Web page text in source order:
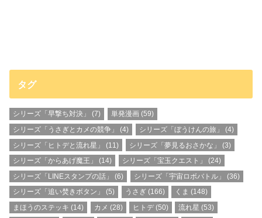
タグ
シリーズ「早撃ち対決」 (7) 単発漫画(59)
シリーズ「うさぎとカメの競争」
(4) シリーズ「ぼうけんの旅」
(4)
シリーズ「ヒトデと流れ星」
(11) シリーズ「夢見るおさかな」
(3)
シリーズ「からあげ魔王」
(14) シリーズ「宝玉クエスト」
(24)
シリーズ「LINEスタンプの話」
(6) シリーズ「宇宙ロボバトル」
(36)
シリーズ「追い焚きボタン」
(5) うさぎ (166) くま (148)
まほうのステッキ (14) カメ (28) ヒトデ(50) 流れ星 (53)